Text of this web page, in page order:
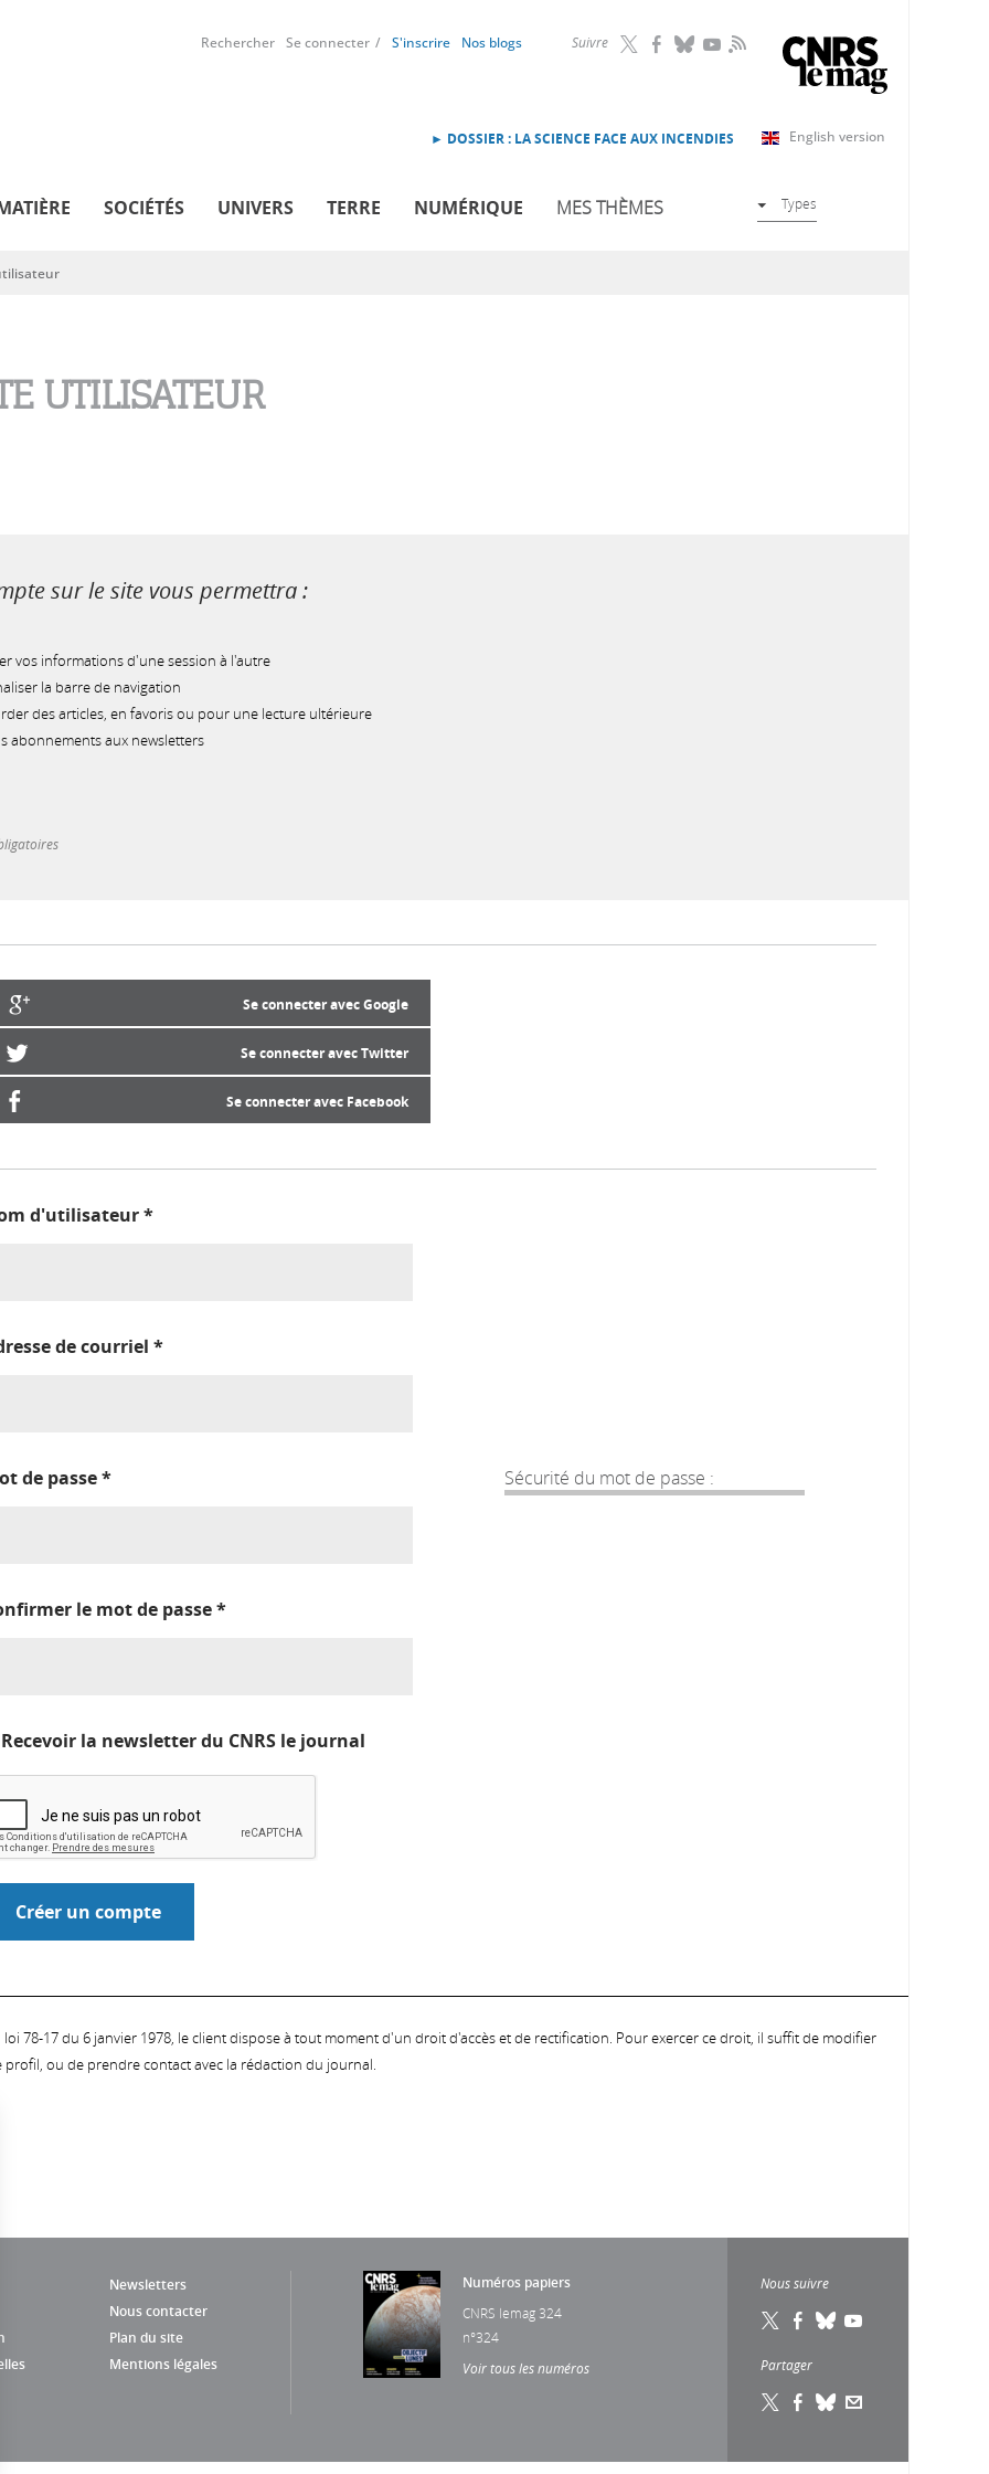
Suivre RSS
Rechercher Se connecter S'inscrire Nos blogs
English version
► DOSSIER : LA SCIENCE FACE AUX INCENDIES
SOCIÉTÉS UNIVERS TERRE NUMÉRIQUE MES THÈMES Types
UTILISATEUR
sur le site vous permettra :
vos informations d'une session à l'autre
la barre de navigation
des articles, en favoris ou pour une lecture ultérieure
abonnements aux newsletters
Se connecter avec Google
Se connecter avec Twitter
Se connecter avec Facebook
d'utilisateur*
de courriel *
Sécurité du mot de passe :
de passe*
le mot de passe*
Recevoir la newsletter du CNRS le journal
78-17 du 6 janvier 1978, le client dispose à tout moment d'un droit d'accès et de rectification. Pour exercer ce droit, il suffit de modifier
ou de prendre contact avec la rédaction du journal.
Newsletters
Nous contacter
Plan du site
Mentions légales
Numéros papiers
CNRS lemag 324
n°324
Voir tous les numéros
Nous suivre
Partager